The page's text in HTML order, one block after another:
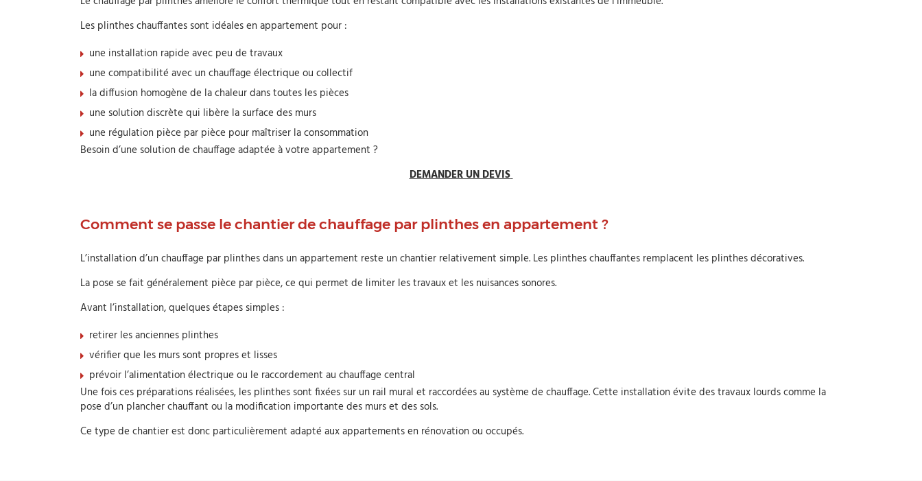
Les plinthes chauffantes sont idéales en appartement pour :
une installation rapide avec peu de travaux
une compatibilité avec un chauffage électrique ou collectif
la diffusion homogène de la chaleur dans toutes les pièces
une solution discrète qui libère la surface des murs
une régulation pièce par pièce pour maîtriser la consommation
Besoin d’une solution de chauffage adaptée à votre appartement ?
DEMANDER UN DEVIS
Comment se passe le chantier de chauffage par plinthes en appartement ?
L’installation d’un chauffage par plinthes dans un appartement reste un chantier relativement simple. Les plinthes chauffantes remplacent les plinthes décoratives.
La pose se fait généralement pièce par pièce, ce qui permet de limiter les travaux et les nuisances sonores.
Avant l’installation, quelques étapes simples :
retirer les anciennes plinthes
vérifier que les murs sont propres et lisses
prévoir l’alimentation électrique ou le raccordement au chauffage central
Une fois ces préparations réalisées, les plinthes sont fixées sur un rail mural et raccordées au système de chauffage. Cette installation évite des travaux lourds comme la
pose d’un plancher chauffant ou la modification importante des murs et des sols.
Ce type de chantier est donc particulièrement adapté aux appartements en rénovation ou occupés.